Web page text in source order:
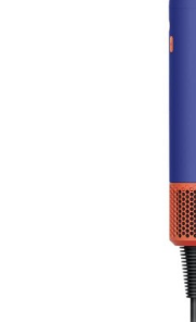
Гарантия
Самовывоз